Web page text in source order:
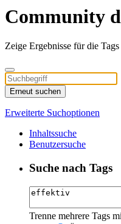
Community
Zeige Ergebnisse für die
Erneut suchen
Erweiterte Suchoptionen
Inhaltssuche
Benutzersuche
Suche nach Tags
Trenne mehrere Tags